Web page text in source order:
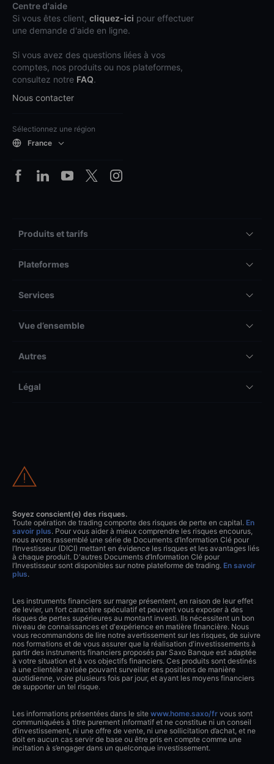
Centre d'aide
Si vous êtes client, cliquez-ici pour effectuer
une demande d'aide en ligne.
Si vous avez des questions liées à vos
comptes, nos produits ou nos plateformes,
consultez notre FAQ.
Nous contacter
Sélectionnez une région
France
Produits et tarifs
Plateformes
Services
Vue d’ensemble
Autres
Légal
Soyez conscient(e) des risques.
Toute opération de trading comporte des risques de perte en capital. En
savoir plus. Pour vous aider à mieux comprendre les risques encourus,
nous avons rassemblé une série de Documents d’Information Clé pour
l’Investisseur (DICI) mettant en évidence les risques et les avantages liés
à chaque produit. D'autres Documents d’Information Clé pour
l’Investisseur sont disponibles sur notre plateforme de trading. En savoir
plus.
Les instruments financiers sur marge présentent, en raison de leur effet
de levier, un fort caractère spéculatif et peuvent vous exposer à des
risques de pertes supérieures au montant investi. Ils nécessitent un bon
niveau de connaissances et d'expérience en matière financière. Nous
vous recommandons de lire notre avertissement sur les risques, de suivre
nos formations et de vous assurer que la réalisation d'investissements à
partir des instruments financiers proposés par Saxo Banque est adaptée
à votre situation et à vos objectifs financiers. Ces produits sont destinés
à une clientèle avisée pouvant surveiller ses positions de manière
quotidienne, voire plusieurs fois par jour, et ayant les moyens financiers
de supporter un tel risque.
Les informations présentées dans le site www.home.saxo/fr vous sont
communiquées à titre purement informatif et ne constitue ni un conseil
d’investissement, ni une offre de vente, ni une sollicitation d’achat, et ne
doit en aucun cas servir de base ou être pris en compte comme une
incitation à s’engager dans un quelconque investissement.